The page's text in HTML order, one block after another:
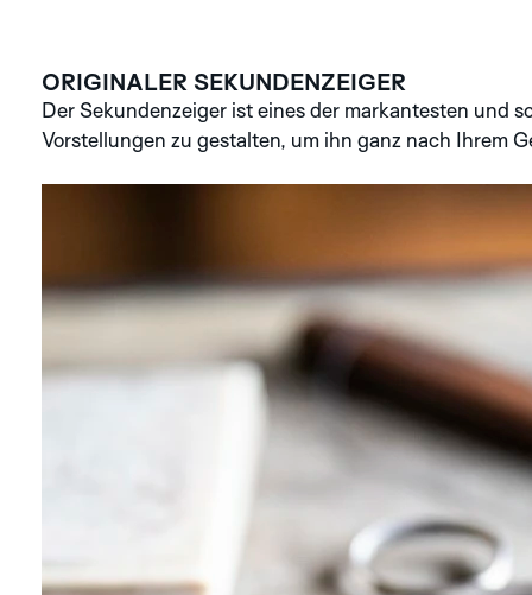
ORIGINALER SEKUNDENZEIGER
Der Sekundenzeiger ist eines der markantesten und
Vorstellungen zu gestalten, um ihn ganz nach Ihrem